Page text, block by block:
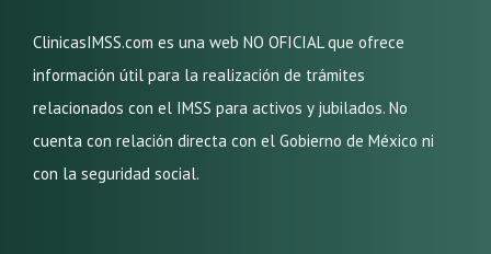
ClinicasIMSS.com es una web NO OFICIAL que ofrece
información útil para la realización de trámites
relacionados con el IMSS para activos y jubilados. No
cuenta con relación directa con el Gobierno de México ni
con la seguridad social.